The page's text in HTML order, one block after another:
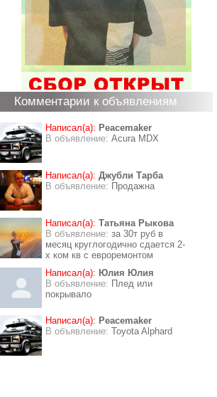
Комментарии к объявлениям
Написал(а): Peacemaker
В объявление: Acura MDX
Написал(а): Джубли Тарба
В объявление: Продажна
Написал(а): Татьяна Рыкова
В объявление: за 30т руб в
месяц круглогодично сдается 2-
х ком кв с евроремонтом
Написал(а): Юлия Юлия
В объявление: Плед или
покрывало
Написал(а): Peacemaker
В объявление: Toyota Alphard